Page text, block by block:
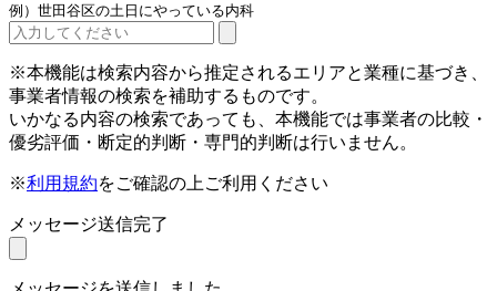
例）世田谷区の土日にやっている内科
※本機能は検索内容から推定されるエリアと業種に基づき、
事業者情報の検索を補助するものです。
いかなる内容の検索であっても、本機能では事業者の比較・
優劣評価・断定的判断・専門的判断は行いません。
※利用規約をご確認の上ご利用ください
メッセージ送信完了